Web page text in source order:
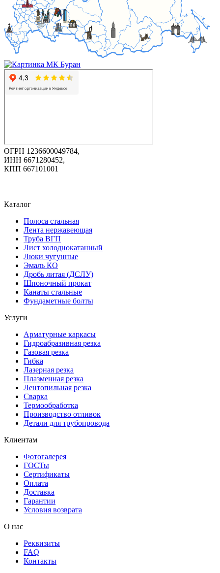
ОГРН 1236600049784,
ИНН 6671280452,
КПП 667101001
Каталог
Полоса стальная
Лента нержавеющая
Труба ВГП
Лист холоднокатанный
Люки чугунные
Эмаль КО
Дробь литая (ДСЛУ)
Шпоночный прокат
Канаты стальные
Фундаметные болты
Услуги
Арматурные каркасы
Гидроабразивная резка
Газовая резка
Гибка
Лазерная резка
Плазменная резка
Лентопильная резка
Сварка
Термообработка
Производство отливок
Детали для трубопровода
Клиентам
Фотогалерея
ГОСТы
Сертификаты
Оплата
Доставка
Гарантии
Условия возврата
О нас
Реквизиты
FAQ
Контакты